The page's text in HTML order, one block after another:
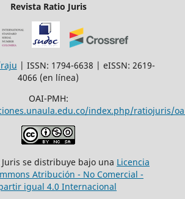
Revista Ratio Juris
| ISSN: 1794-6638 | eISSN: 2619-
4066 (en línea)
OAI-PMH:
index.php/ratiojuris/
Juris se distribuye bajo una Licencia
Atribución - No Comercial -
igual 4.0 Internacional